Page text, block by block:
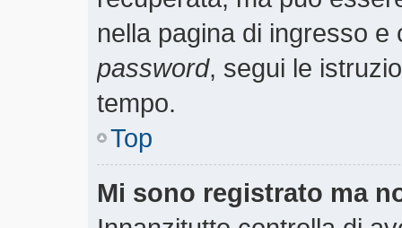
nella pagina di ingresso
password, segui le
tempo.
Top
Mi sono registrato ma